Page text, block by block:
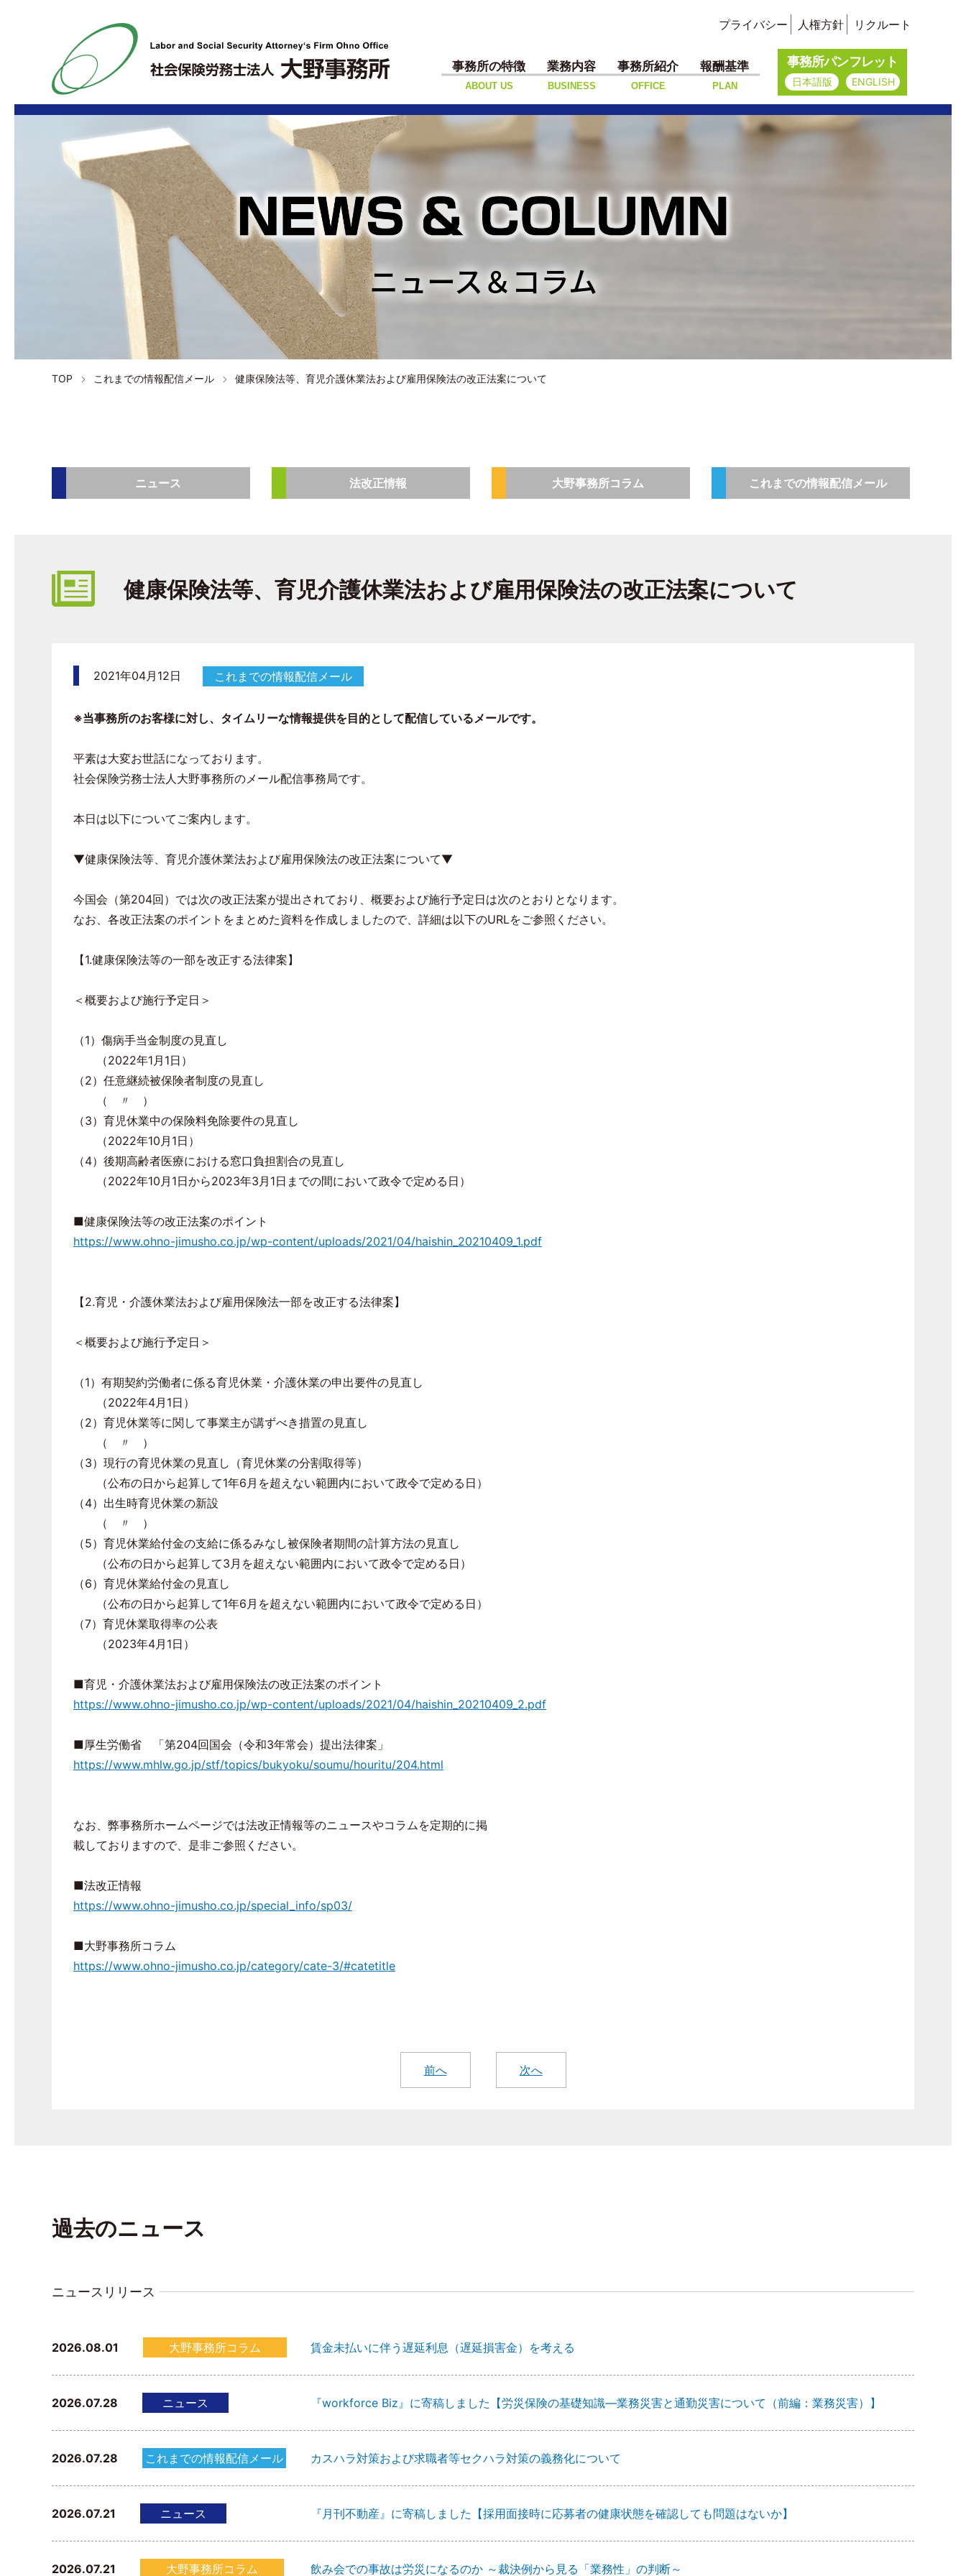
プライバシー 人権方針 リクルート
事務所の特徴
ABOUT US
業務内容
BUSINESS
事務所紹介
OFFICE
報酬基準
PLAN
事務所パンフレット
日本語版 ENGLISH
ニュース＆コラム
TOP これまでの情報配信メール 健康保険法等、育児介護休業法および雇用保険法の改正法案について
ニュース 法改正情報 大野事務所コラム これまでの情報配信メール
健康保険法等、育児介護休業法および雇用保険法の改正法案について
2021年04月12日 これまでの情報配信メール
※当事務所のお客様に対し、タイムリーな情報提供を目的として配信しているメールです。
平素は大変お世話になっております。
社会保険労務士法人大野事務所のメール配信事務局です。
本日は以下についてご案内します。
▼健康保険法等、育児介護休業法および雇用保険法の改正法案について▼
今国会（第204回）では次の改正法案が提出されており、概要および施行予定日は次のとおりとなります。
なお、各改正法案のポイントをまとめた資料を作成しましたので、詳細は以下のURLをご参照ください。
【1.健康保険法等の一部を改正する法律案】
＜概要および施行予定日＞
（1）傷病手当金制度の見直し
（2022年1月1日）
（2）任意継続被保険者制度の見直し
（ 〃 ）
（3）育児休業中の保険料免除要件の見直し
（2022年10月1日）
（4）後期高齢者医療における窓口負担割合の見直し
（2022年10月1日から2023年3月1日までの間において政令で定める日）
■健康保険法等の改正法案のポイント
https://www.ohno-jimusho.co.jp/wp-content/uploads/2021/04/haishin_20210409_1.pdf
【2.育児・介護休業法および雇用保険法一部を改正する法律案】
＜概要および施行予定日＞
（1）有期契約労働者に係る育児休業・介護休業の申出要件の見直し
（2022年4月1日）
（2）育児休業等に関して事業主が講ずべき措置の見直し
（ 〃 ）
（3）現行の育児休業の見直し（育児休業の分割取得等）
（公布の日から起算して1年6月を超えない範囲内において政令で定める日）
（4）出生時育児休業の新設
（ 〃 ）
（5）育児休業給付金の支給に係るみなし被保険者期間の計算方法の見直し
（公布の日から起算して3月を超えない範囲内において政令で定める日）
（6）育児休業給付金の見直し
（公布の日から起算して1年6月を超えない範囲内において政令で定める日）
（7）育児休業取得率の公表
（2023年4月1日）
■育児・介護休業法および雇用保険法の改正法案のポイント
https://www.ohno-jimusho.co.jp/wp-content/uploads/2021/04/haishin_20210409_2.pdf
■厚生労働省 「第204回国会（令和3年常会）提出法律案」
https://www.mhlw.go.jp/stf/topics/bukyoku/soumu/houritu/204.html
なお、弊事務所ホームページでは法改正情報等のニュースやコラムを定期的に掲
載しておりますので、是非ご参照ください。
■法改正情報
https://www.ohno-jimusho.co.jp/special_info/sp03/
■大野事務所コラム
https://www.ohno-jimusho.co.jp/category/cate-3/#catetitle
前へ 次へ
過去のニュース
ニュースリリース
2026.08.01 大野事務所コラム 賃金未払いに伴う遅延利息（遅延損害金）を考える
2026.07.28 ニュース 『workforce Biz』に寄稿しました【労災保険の基礎知識―業務災害と通勤災害について（前編：業務災害）】
2026.07.28 これまでの情報配信メール カスハラ対策および求職者等セクハラ対策の義務化について
2026.07.21 ニュース 『月刊不動産』に寄稿しました【採用面接時に応募者の健康状態を確認しても問題はないか】
2026.07.21 大野事務所コラム 飲み会での事故は労災になるのか ～裁決例から見る「業務性」の判断～